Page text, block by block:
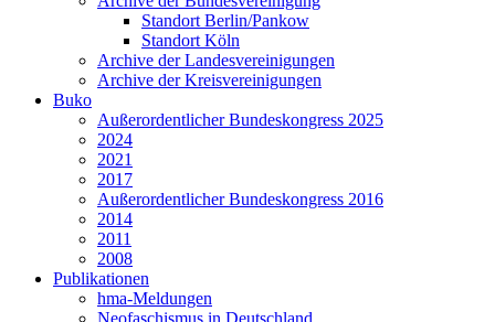
Standort Berlin/Pankow
Standort Köln
Archive der Landesvereinigungen
Archive der Kreisvereinigungen
Buko
Außerordentlicher Bundeskongress 2025
2024
2021
2017
Außerordentlicher Bundeskongress 2016
2014
2011
2008
Publikationen
hma-Meldungen
Neofaschismus in Deutschland